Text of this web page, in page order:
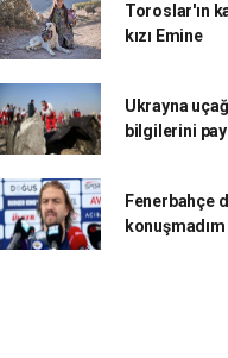
Toroslar'ın
kızı Emine
Ukrayna
bilgilerini
Fenerbahçe
konuşmadım